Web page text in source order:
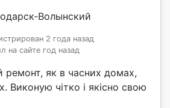
Волынский
2 года назад
на сайте год назад
ремонт, як в часних домах,
Виконую чітко і якісно свою